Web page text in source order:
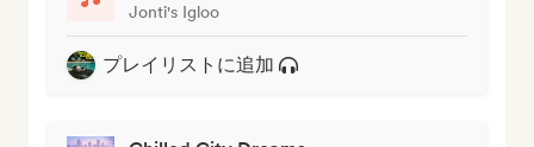
Jonti's Igloo
プレイリストに追加